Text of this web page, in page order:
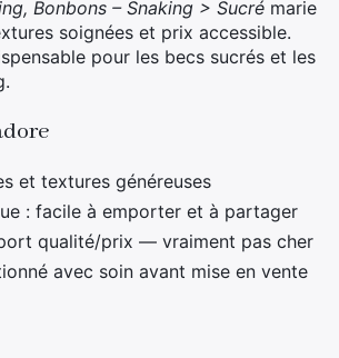
Bonbons – Snaking > Sucré marie
soignées et prix accessible.
pour les becs sucrés et les
et textures généreuses
: facile à emporter et à partager
qualité/prix — vraiment pas cher
avec soin avant mise en vente